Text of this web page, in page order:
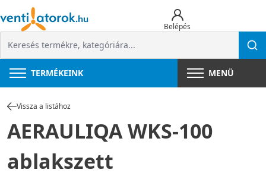
Belépés
TERMÉKEINK MENÜ
Vissza a listához
AERAULIQA WKS-100
ablakszett